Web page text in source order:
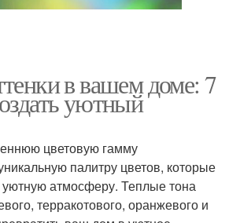
в вашем доме: 7
уютный
цветовую гамму
палитру цветов, которые
атмосферу. Теплые тона
терракотового, оранжевого и